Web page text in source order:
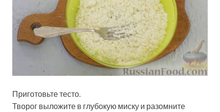
Приготовьте тесто.
Творог выложите в глубокую миску и разомните